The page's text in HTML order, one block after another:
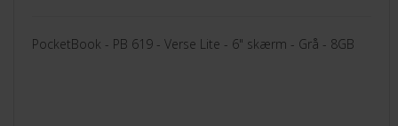
PocketBook - PB 619 - Verse Lite - 6" skærm - Grå - 8GB